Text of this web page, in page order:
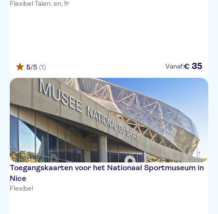
Flexibel·Talen: en, fr
5/5 (1) Vanaf:€ 35
Toegangskaarten voor het Nationaal Sportmuseum in
Nice
Flexibel